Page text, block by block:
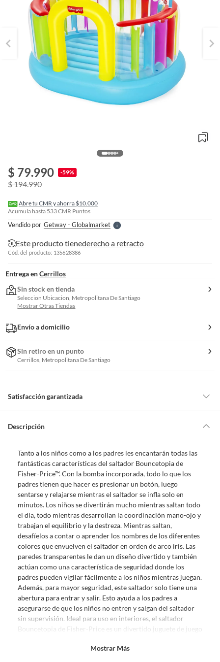
$ 79.990 -59%
$ 194.990
Abre tu CMR y ahorra $10.000
Acumula hasta 533CMR Puntos
Vendido por Getway - GlobalmarketS
o
Este producto tienederecho a retracto
Cód. del producto: 135628386
Entrega en Cerrillos
Sin stock en tienda
Seleccion Ubicacion, Metropolitana De Santiago
Mostrar Otras Tiendas
Envío a domicilio
Sin retiro en un punto
Cerrillos, Metropolitana De Santiago
Satisfacción garantizada
de la compra.
comprado por internet y que hay ciertas categorías que no tienen este
derecho:
Productos que, por su naturaleza, no puedan ser devueltos,
puedan deteriorarse o caducar con rapidez.
Confeccionados a la medida.
De uso personal.
En sodimac.cl te damos 30 días desde que recibes el producto
estar en perfecto estado, con todas sus etiquetas y sin uso, tal como te lo
entregamos.
Productos digitales que se entregan a través de una descarga
electrónica, por ejemplo, cupones de experiencia o programas
para el computador.
Productos a pedido o confeccionados a medida.
Productos que han sido informados como imperfectos, usados,
reparados, abiertos, de segunda selección, remanufacturados o
con alguna deficiencia, que sean comprados en esa condición a
Descripción
Tanto a los niños como a los padres les encantarán todas las
fantásticas características del saltador Bouncetopia de
Fisher-Price™. Con la bomba incorporada, todo lo que los
padres tienen que hacer es presionar un botón, luego
sentarse y relajarse mientras el saltador se infla solo en
minutos. Los niños se divertirán mucho mientras saltan todo
el día, todo mientras desarrollan la coordinación mano-ojo y
trabajan el equilibrio y la destreza. Mientras saltan,
desafíelos a contar o aprender los nombres de los diferentes
colores que envuelven el saltador en orden de arco iris. Las
paredes transparentes le dan un diseño divertido y también
actúan como una característica de seguridad donde los
padres pueden vigilar fácilmente a los niños mientras juegan.
Además, para mayor seguridad, este saltador solo tiene una
abertura para entrar y salir. Esto ayuda a los padres a
asegurarse de que los niños no entren y salgan del saltador
sin supervisión. Ideal para uso en interiores, el saltador
Bouncetopia de Fisher-Price es un divertido juguete de juego
•Medidas: Largo 226 cm x Ancho 175 cm x Alto 138 cm
Mostrar Más